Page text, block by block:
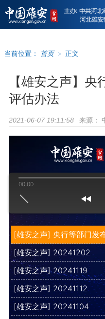
当前位置： 首页 > 正文
【雄安之声】
评估办法
2021-06-07 19:11:58 来源：
[雄安之声] 央行等部门发
[雄安之声] 20241202
[雄安之声] 20241119
[雄安之声] 20241112
[雄安之声] 20241104
00:00